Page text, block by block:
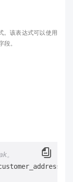
。该表达式可以使用
段。
。